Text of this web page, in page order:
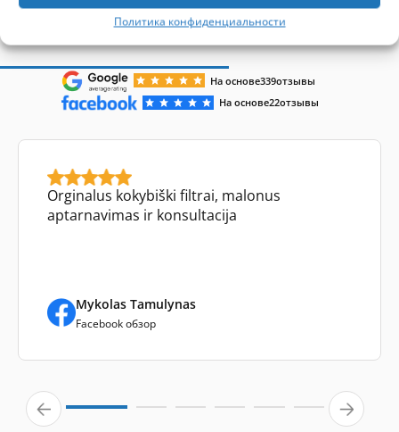
Политика конфиденциальности
Отзывы клиентов
На основе339отзывы
На основе22отзывы
Orginalus kokybiški filtrai, malonus
aptarnavimas ir konsultacija
Mykolas Tamulynas
Facebook обзор